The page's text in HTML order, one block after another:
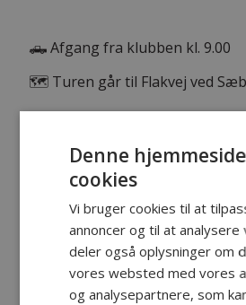
🛻 Afgang fra klubben kl. 9.00
🗺️ Turen går til Flakvej ved
🥪 Forplejning: jeg står for at
kylling/bacon til frokost, der vil
☕️ Tag selv kaffe med, så
en kage til kaffen.
Denne
cookies
Vi bruger cookies til at
annoncer og til at analysere
deler også oplysninger om
vores websted med vores
og analysepartnere, som